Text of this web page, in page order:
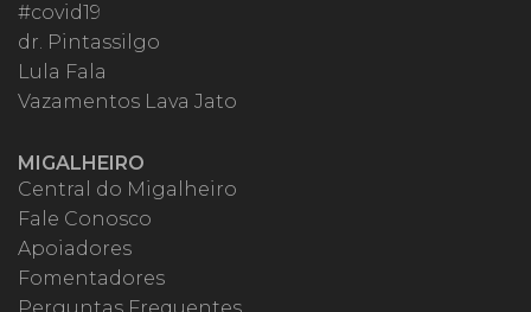
#covid19
dr. Pintassilgo
Lula Fala
Vazamentos Lava Jato
MIGALHEIRO
Central do Migalheiro
Fale Conosco
Apoiadores
Fomentadores